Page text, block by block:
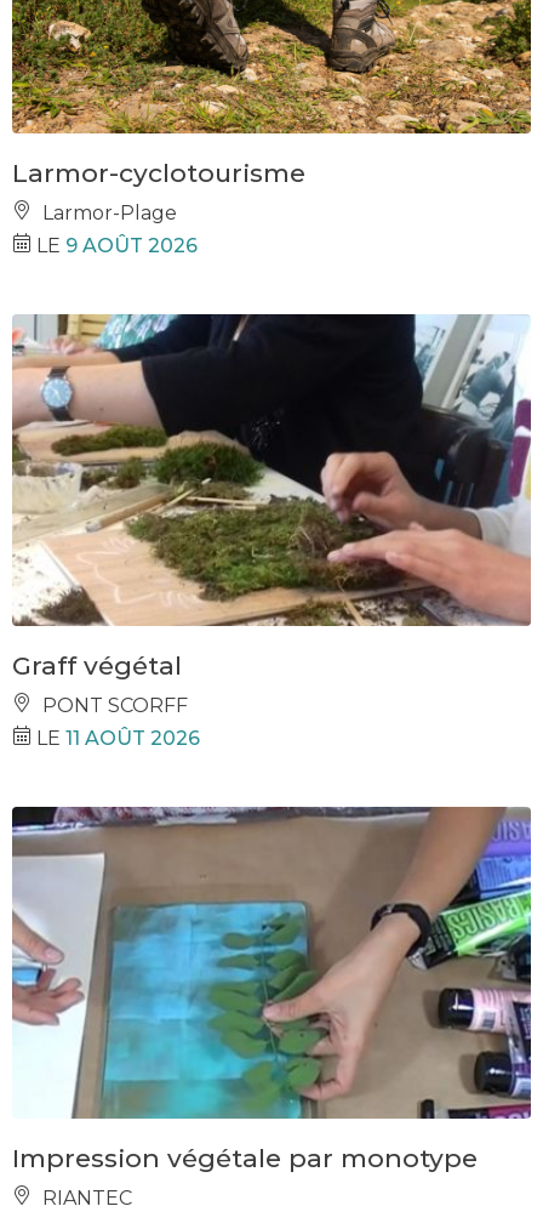
Larmor-cyclotourisme
Larmor-Plage
LE 9 AOÛT 2026
Graff végétal
PONT SCORFF
LE 11 AOÛT 2026
Impression végétale par monotype
RIANTEC